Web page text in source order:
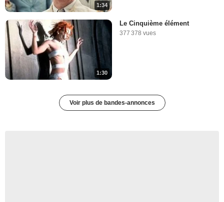
1:34
1:30
Le Cinquième élément
377 378 vues
Voir plus de bandes-annonces